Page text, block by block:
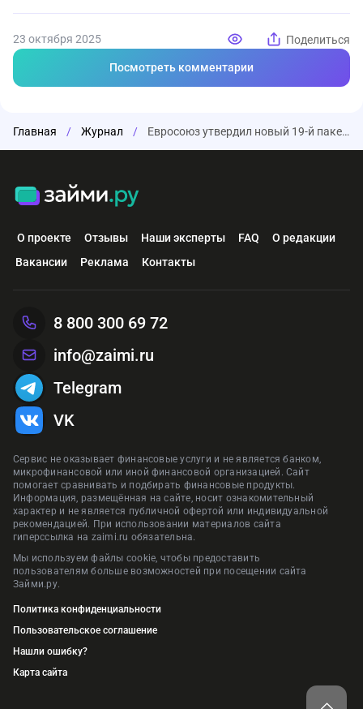
23 октября 2025 Поделиться
Посмотреть комментарии
Главная / Журнал / Евросоюз утвердил новый 19-й пакет антироссийских санкций
О проекте Отзывы Наши эксперты FAQ
О редакции
Вакансии
Реклама Контакты
Сервис не оказывает финансовые услуги и не является банком,
микрофинансовой или иной финансовой организацией. Сайт
помогает сравнивать и подбирать финансовые продукты.
Информация, размещённая на сайте, носит ознакомительный
характер и не является публичной офертой или индивидуальной
рекомендацией. При использовании материалов сайта
гиперссылка на zaimi.ru обязательна.
Мы используем файлы cookie, чтобы предоставить
пользователям больше возможностей при посещении сайта
Займи.ру.
Политика конфиденциальности
Пользовательское соглашение
Нашли ошибку?
Карта сайта
8 800 300 69 72
info@zaimi.ru
Telegram
VK